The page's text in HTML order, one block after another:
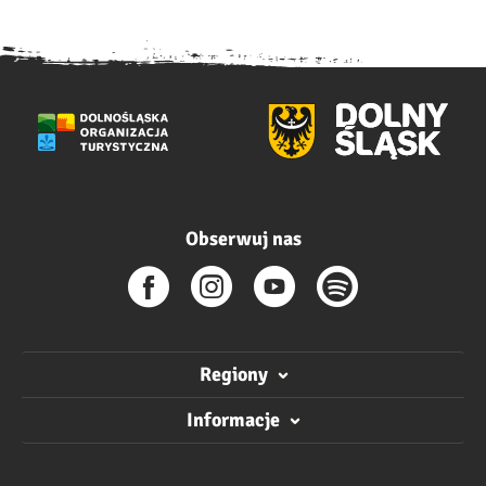
Obserwuj nas
Regiony
Informacje